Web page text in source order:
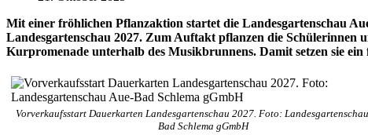
Mit einer fröhlichen Pflanzaktion startet die Landesgartenschau
Landesgartenschau 2027. Zum Auftakt pflanzen die Schülerinnen
Kurpromenade unterhalb des Musikbrunnens. Damit setzen sie
Vorverkaufsstart Dauerkarten Landesgartenschau 2027. Foto:
Bad Schlema gGmbH